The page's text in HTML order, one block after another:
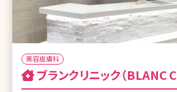
美容皮膚科
ブランクリニック（BLANC